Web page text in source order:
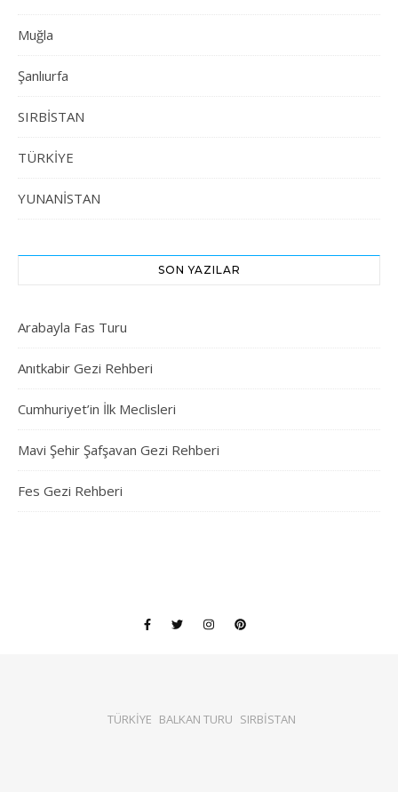
Muğla
Şanlıurfa
SIRBİSTAN
TÜRKİYE
YUNANİSTAN
SON YAZILAR
Arabayla Fas Turu
Anıtkabir Gezi Rehberi
Cumhuriyet’in İlk Meclisleri
Mavi Şehir Şafşavan Gezi Rehberi
Fes Gezi Rehberi
TÜRKİYE BALKAN TURU SIRBİSTAN